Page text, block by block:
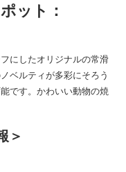
ット：
にしたオリジナルの常滑
ベルティが多彩にそろう
です。かわいい動物の焼
＞